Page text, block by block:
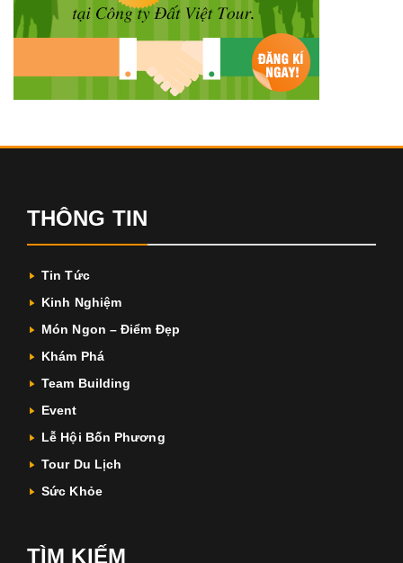
THÔNG TIN
Tin Tức
Kinh Nghiệm
Món Ngon – Điểm Đẹp
Khám Phá
Team Building
Event
Lễ Hội Bốn Phương
Tour Du Lịch
Sức Khỏe
TÌM KIẾM